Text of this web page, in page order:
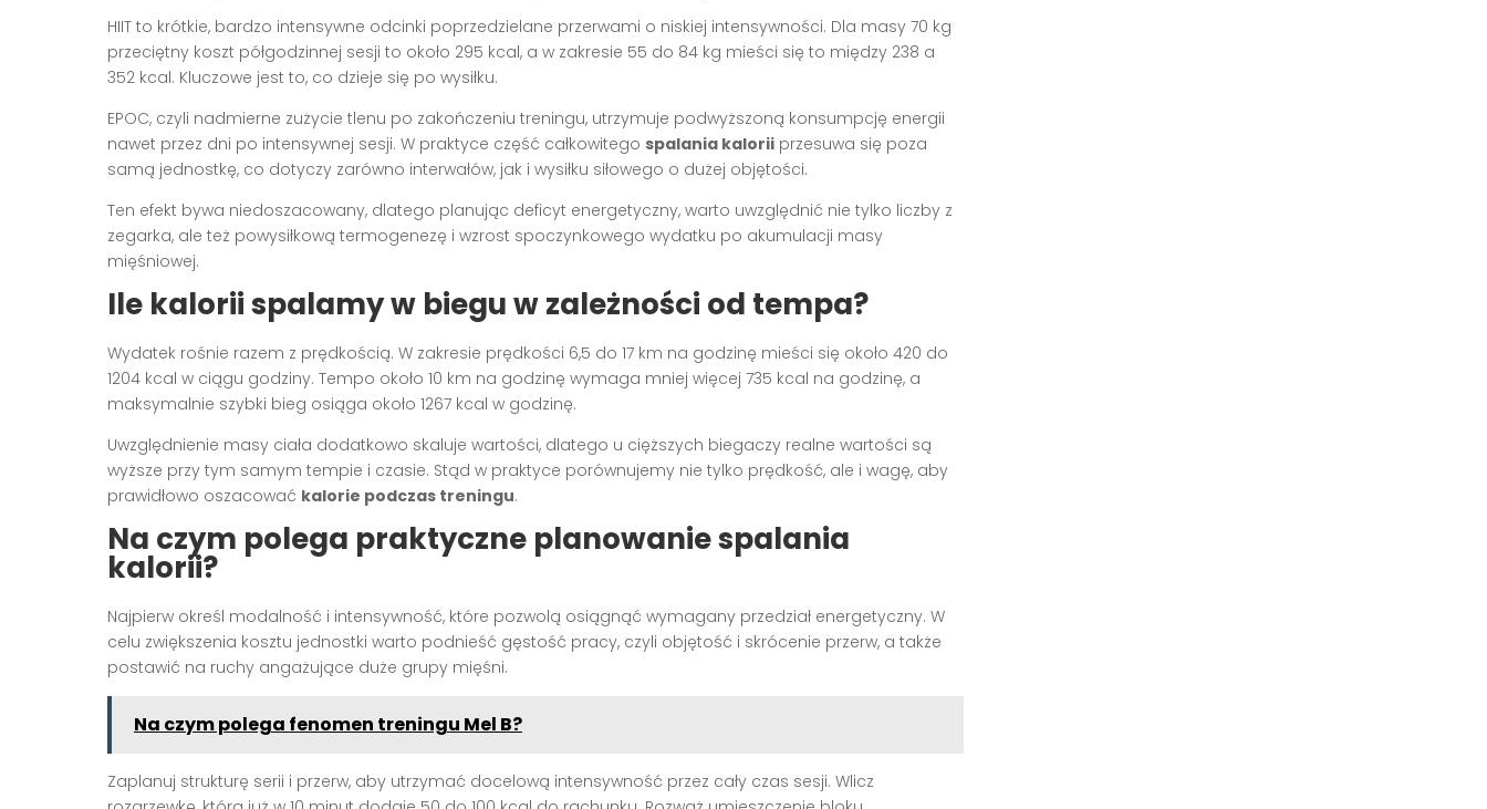
HIIT to krótkie, bardzo intensywne odcinki poprzedzielane przerwami o niskiej intensywności. Dla masy 70 kg
przeciętny koszt półgodzinnej sesji to około 295 kcal, a w zakresie 55 do 84 kg mieści się to między 238 a
352 kcal. Kluczowe jest to, co dzieje się po wysiłku.
EPOC, czyli nadmierne zużycie tlenu po zakończeniu treningu, utrzymuje podwyższoną konsumpcję energii
nawet przez dni po intensywnej sesji. W praktyce część całkowitego spalania kalorii przesuwa się poza
samą jednostkę, co dotyczy zarówno interwałów, jak i wysiłku siłowego o dużej objętości.
Ten efekt bywa niedoszacowany, dlatego planując deficyt energetyczny, warto uwzględnić nie tylko liczby z
zegarka, ale też powysiłkową termogenezę i wzrost spoczynkowego wydatku po akumulacji masy
mięśniowej.
Ile kalorii spalamy w biegu w zależności od tempa?
Wydatek rośnie razem z prędkością. W zakresie prędkości 6,5 do 17 km na godzinę mieści się około 420 do
1204 kcal w ciągu godziny. Tempo około 10 km na godzinę wymaga mniej więcej 735 kcal na godzinę, a
maksymalnie szybki bieg osiąga około 1267 kcal w godzinę.
Uwzględnienie masy ciała dodatkowo skaluje wartości, dlatego u cięższych biegaczy realne wartości są
wyższe przy tym samym tempie i czasie. Stąd w praktyce porównujemy nie tylko prędkość, ale i wagę, aby
prawidłowo oszacować kalorie podczas treningu.
Na czym polega praktyczne planowanie spalania
kalorii?
Najpierw określ modalność i intensywność, które pozwolą osiągnąć wymagany przedział energetyczny. W
celu zwiększenia kosztu jednostki warto podnieść gęstość pracy, czyli objętość i skrócenie przerw, a także
postawić na ruchy angażujące duże grupy mięśni.
Na czym polega fenomen treningu Mel B?
Zaplanuj strukturę serii i przerw, aby utrzymać docelową intensywność przez cały czas sesji. Wlicz